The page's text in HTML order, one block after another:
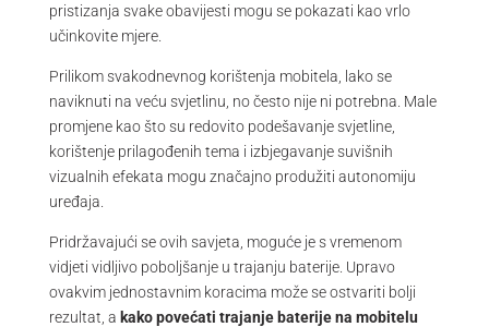
pristizanja svake obavijesti mogu se pokazati kao vrlo
učinkovite mjere.
Prilikom svakodnevnog korištenja mobitela, lako se
naviknuti na veću svjetlinu, no često nije ni potrebna. Male
promjene kao što su redovito podešavanje svjetline,
korištenje prilagođenih tema i izbjegavanje suvišnih
vizualnih efekata mogu značajno produžiti autonomiju
uređaja.
Pridržavajući se ovih savjeta, moguće je s vremenom
vidjeti vidljivo poboljšanje u trajanju baterije. Upravo
ovakvim jednostavnim koracima može se ostvariti bolji
rezultat, a kako povećati trajanje baterije na mobitelu